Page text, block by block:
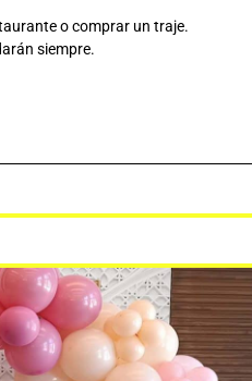
o comprar un traje.
siempre.